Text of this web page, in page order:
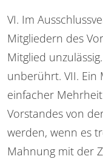
VI. Im
Mitgliedern des
Mitglied
unberührt. VII.
einfacher
Vorstandes von
werden, wenn es
Mahnung mit der